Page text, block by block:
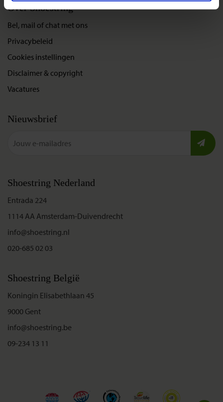
Over Shoestring
Bel, mail of chat met ons
Privacybeleid
Cookies instellingen
Disclaimer & copyright
Vacatures
Nieuwsbrief
Shoestring Nederland
Entrada 224
1114 AA Amsterdam-Duivendrecht
info@shoestring.nl
020-685 02 03
Shoestring België
Koningin Elisabethlaan 45
9000 Gent
info@shoestring.be
09-234 13 11